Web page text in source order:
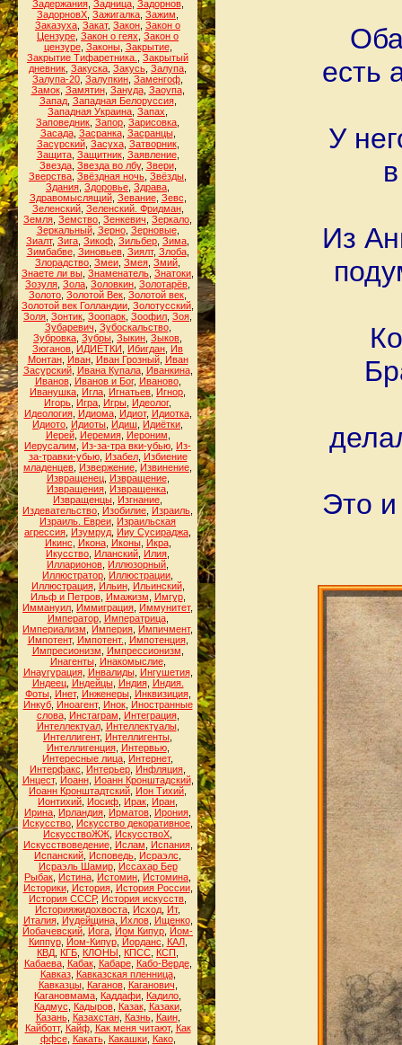
Задержания, Задница, Задорнов,
ЗадорновХ Зажигалка Зажим
Заказуха Закат, Закон Закон о
Цензуре Закон о геях Закон о
цензуре, Законы, Закрытие,
Закрытие Тифаретника.
Закрытый
дневник Закуска Закусь Залупа
Залупа-20 Залупкин Заменгоф
Замок, Замятин, Зануда, Заоупа,
Запад, Западная Белоруссия,
Западная Украина Запах
Заповедник Запор Зарисовка
Засада, Засранка, Засранцы,
Засурский, Засуха, Затворник,
Защита, Защитник, Заявление,
Звезда, Звезда во лбу, Звери,
Зверства Звёздная ночь Звёзды
Здания Здоровье Здрава
Здравомыслящий, Зевание, Зевс
Зеленский, Зеленский. Фридман,
Земля Земство Зенкевич Зеркало
Зеркальный, Зерно, Зерновые,
Зиалт, Зига Зикоф Зильбер Зима
Зимбабве, Зиновьев, Зиялт, Злоба,
Злорадство Змеи Змея Змий
Знаете ли вы Знаменатель Знатоки
Зозуля Зола Золовкин Золотарёв
Золото Золотой Век Золотой век
Золотой век Голландии Золотусский
Золя Зонтик Зоопарк Зоофил Зоя
Зубаревич Зубоскальство,
Зубровка Зубры Зыкин Зыков
Зюганов ИДИЁТКИ Ибигдан Ив
Монтан, Иван, Иван Грозный, Иван
Засурский, Ивана Купала, Иванкина,
Иванов, Иванов и Бог, Иваново,
Иванушка Игла Игнатьев Игнор
Игорь Игра Игры Идеолог,
Идеология, Идиома, Идиот, Идиотка,
Идиото Идиоты Идиш Идиётки
Иерей, Иеремия, Иероним
Иерусалим
Из-за-тра вки-убью Из-
за-травки-убью, Изабел, Избиение
младенцев Извержение Извинение
Извращенец, Извращение,
Извращения Извращенка
Извращенцы Изгнание
Издевательство Изобилие Израиль
Израиль. Евреи Израильская
агрессия Изумруд Ииу Сусираджа
Икинс
Икона, Иконы, Икра,
Икусство Иланский Илия
Илларионов Иллюзорный
Иллюстратор Иллюстрации
Иллюстрация, Ильин, Ильинский,
Ильф и Петров, Имажизм Имгур,
Иммануил Иммиграция Иммунитет,
Император, Императрица,
Империализм
Империя Импичмент,
Импотент, Импотент. Импотенция,
Импресионизм
Импрессионизм
Инагенты, Инакомыслие,
Инаугурация, Инвалиды, Ингушетия,
Индеец, Индейцы, Индия, Индия.
Фоты, Инет, Инженеры, Инквизиция,
Инкуб, Иноагент, Инок, Иностранные
слова, Инстаграм Интеграция,
Интеллектуал, Интеллектуалы,
Интеллигент, Интеллигенты
Интеллигенция, Интервью,
Интересные лица Интернет,
Интерфакс
Интерьер Инфляция
Инцест, Иоанн, Иоанн Кронштадский,
Иоанн Кронштадтский Ион Тихий
Ионтихий Иосиф Ирак Иран
Ирина Ирландия Ирматов Ирония
Искусство Искусство декоративное
ИскусствоЖЖ ИскусствоХ
Искусствоведение, Ислам Испания,
Испанский Исповедь Исраэлс
Исраэль Шамир, Иссахар Бер
Рыбак Истина Истомин Истомина
Историки, История, История России,
История СССР, История искусств
Историяжидохвоста Исход Ит,
Италия, Иудейщина, Ихлов, Ищенко,
Йобачевский Йога Йом Кипур Йом-
Киппур, Йом-Кипур, Йорданс КАЛ,
КВД КГБ КЛОНЫ КПСС КСП
Кабаева, Кабак, Кабаре, Кабо-Верде,
Кавказ, Кавказская пленница,
Кавказцы, Каганов, Каганович
Кагановмама Каддафи Кадило
Кадмус
Кадыров, Казак, Казаки,
Казань, Казахстан, Казнь, Каин,
Кайботт, Кайф, Как меня читают, Как
ффсе, Какать, Какашки, Како,
есть
У
Из
Это и